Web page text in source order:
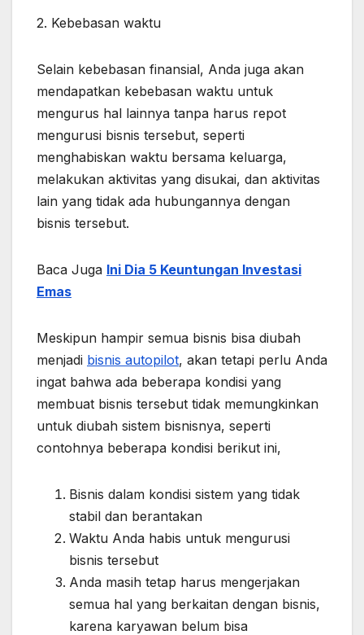
2. Kebebasan waktu
Selain kebebasan finansial, Anda juga akan
mendapatkan kebebasan waktu untuk
mengurus hal lainnya tanpa harus repot
mengurusi bisnis tersebut, seperti
menghabiskan waktu bersama keluarga,
melakukan aktivitas yang disukai, dan aktivitas
lain yang tidak ada hubungannya dengan
bisnis tersebut.
Baca Juga Ini Dia 5 Keuntungan Investasi
Emas
Meskipun hampir semua bisnis bisa diubah
menjadi bisnis autopilot, akan tetapi perlu Anda
ingat bahwa ada beberapa kondisi yang
membuat bisnis tersebut tidak memungkinkan
untuk diubah sistem bisnisnya, seperti
contohnya beberapa kondisi berikut ini,
Bisnis dalam kondisi sistem yang tidak
stabil dan berantakan
Waktu Anda habis untuk mengurusi
bisnis tersebut
Anda masih tetap harus mengerjakan
semua hal yang berkaitan dengan bisnis,
karena karyawan belum bisa